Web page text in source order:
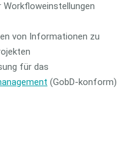
Workfloweinstellungen
von Informationen zu
für das
(GobD-konform)